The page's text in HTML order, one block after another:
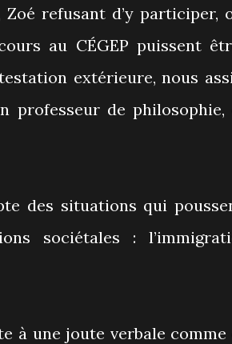
refusant d’y participer,
au CÉGEP puissent
extérieure, nous
professeur de
des situations qui
sociétales :
à une joute verbale